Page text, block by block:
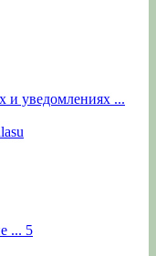
и уведомлениях ...
... 5